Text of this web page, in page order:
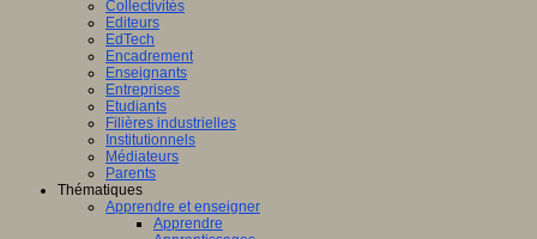
Collectivités
Editeurs
EdTech
Encadrement
Enseignants
Entreprises
Etudiants
Filières industrielles
Institutionnels
Médiateurs
Parents
Thématiques
Apprendre et enseigner
Apprendre